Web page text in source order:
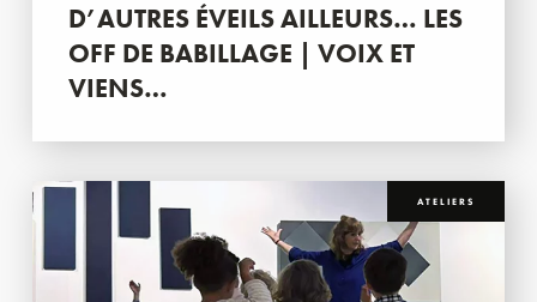
D’AUTRES ÉVEILS AILLEURS… LES
OFF DE BABILLAGE | VOIX ET
VIENS…
ATELIERS